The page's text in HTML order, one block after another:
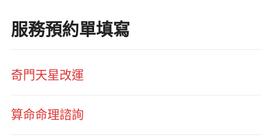
服務預約單填寫
奇門天星改運
算命命理諮詢